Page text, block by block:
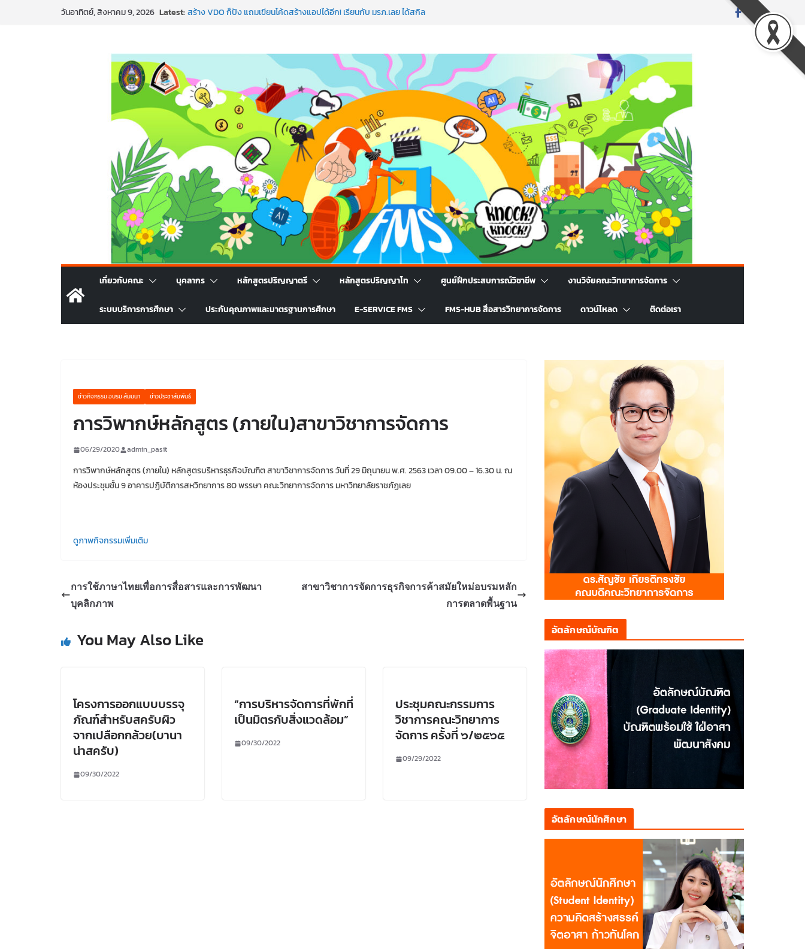
วันอาทิตย์, สิงหาคม 9, 2026 Latest:
SMEs ยุคนี้ ถ้าไม่ใช้ AI ถือว่าพลาดมาก!
สร้าง VDO ก็ปัง แถมเขียนโค้ดสร้างแอปได้อีก! เรียนกับ มรภ.เลย ได้สกิล
พร้อมลุยแล้ว! ปักหมุดโรดแมป AI อัปสกิลธุรกิจให้พุ่งทะยาน
พาธุรกิจท้องถิ่นสู่ตลาดโลก ด้วยเทคโนโลยี AI!
เกี่ยวกับคณะ บุคลากร หลักสูตรปริญญาตรี หลักสูตรปริญญาโท ศูนย์ฝึกประสบการณ์วิชาชีพ งานวิจัยคณะวิทยาการจัดการ
ระบบบริการการศึกษา ประกันคุณภาพและมาตรฐานการศึกษา E-SERVICE FMS FMS-HUB สื่อสารวิทยาการจัดการ ดาวน์โหลด ติดต่อเรา
ข่าวกิจกรรม อบรม สัมมนา ข่าวประชาสัมพันธ์
การวิพากษ์หลักสูตร (ภายใน)สาขาวิชาการจัดการ
06/29/2020 admin_pasit
การวิพากษ์หลักสูตร (ภายใน) หลักสูตรบริหารธุรกิจบัณฑิต สาขาวิชาการจัดการ วันที่ 29 มิถุนายน พ.ศ. 2563 เวลา 09.00 – 16.30 น. ณ
ห้องประชุมชั้น 9 อาคารปฏิบัติการสหวิทยาการ 80 พรรษา คณะวิทยาการจัดการ มหาวิทยาลัยราชภัฏเลย
ดูภาพกิจกรรมเพิ่มเติม
การใช้ภาษาไทยเพื่อการสื่อสารและการพัฒนา
บุคลิกภาพ
สาขาวิชาการจัดการธุรกิจการค้าสมัยใหม่อบรมหลัก
การตลาดพื้นฐาน
You May Also Like
โครงการออกแบบบรรจุ
ภัณฑ์สำหรับสครับผิว
จากเปลือกกล้วย(บานา
น่าสครับ)
09/30/2022
“การบริหารจัดการที่พักที่
เป็นมิตรกับสิ่งแวดล้อม”
09/30/2022
ประชุมคณะกรรมการ
วิชาการคณะวิทยาการ
จัดการ ครั้งที่ ๖/๒๕๖๕
09/29/2022
อัตลักษณ์บัณฑิต
อัตลักษณ์นักศึกษา